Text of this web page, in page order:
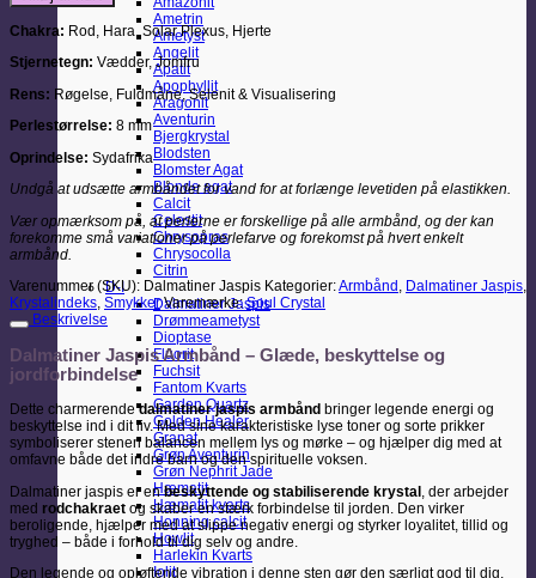
Ametrin
Ametyst
Angelit
Apatit
Apophyllit
Aragonit
Aventurin
Bjergkrystal
Blodsten
Blomster Agat
Blonde agat
Calcit
Celestit
Chrysopras
Chrysocolla
Citrin
D-I
Dalmatiner Jaspis
Drømmeametyst
Dioptase
Fluorit
Fuchsit
Fantom Kvarts
Garden Quartz
Golden Healer
Granat
Grøn Aventurin
Grøn Nephrit Jade
Hæmatit
Hæmatit kvarts
Honning calcit
Howlit
Harlekin Kvarts
Iolit
Chakra: Rod, Hara, Solar Plexus, Hjerte
Stjernetegn: Vædder, Jomfru
Rens: Røgelse, Fuldmåne, Selenit & Visualisering
Perlestørrelse: 8 mm
Oprindelse: Sydafrika
Undgå at udsætte armbåndet for vand for at forlænge levetiden på elastikken.
Vær opmærksom på, at perlerne er forskellige på alle armbånd, og der kan
forekomme små variationer på perlefarve og forekomst på hvert enkelt
armbånd.
Varenummer (SKU): Dalmatiner Jaspis Kategorier:Armbånd , Dalmatiner Jaspis,
Krystalindeks, Smykker Varemærke:Soul Crystal
Beskrivelse
Dalmatiner Jaspis Armbånd – Glæde, beskyttelse og
jordforbindelse
Dette charmerendedalmatiner jaspis armbånd bringer legende energi og
beskyttelse ind i dit liv. Med sine karakteristiske lyse toner og sorte prikker
symboliserer stenen balancen mellem lys og mørke – og hjælper dig med at
omfavne både det indre barn og den spirituelle voksen.
Dalmatiner jaspis er enbeskyttende og stabiliserende krystal , der arbejder
med rodchakraet og skaber en stærk forbindelse til jorden. Den virker
beroligende, hjælper med at slippe negativ energi og styrker loyalitet, tillid og
tryghed – både i forhold til dig selv og andre.
Den legende og opløftende vibration i denne sten gør den særligt god til dig,